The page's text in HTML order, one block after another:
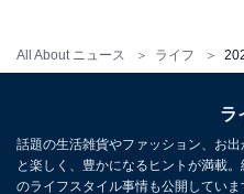
All About ニュース ライフ
こちらもおすすめ
「LOVOT め
せない【最新
ラ
話題の生活雑貨やファッション、お
と楽しく、豊かになるヒントが満載
のライフスタイル事情も公開していま